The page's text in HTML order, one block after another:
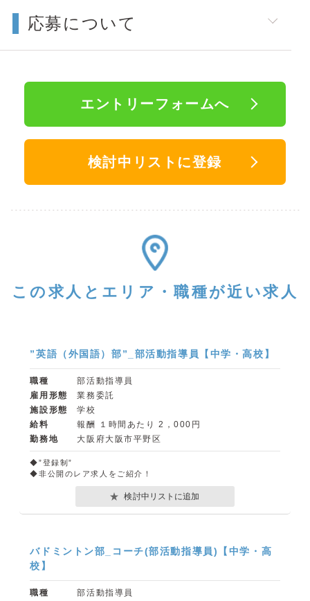
応募について
エントリーフォームへ
検討中リストに登録
この求人と エリア・職種が近い求人
”英語（外国語）部”_部活動指導員【中学・高校】
職種
部活動指導員
雇用形態
業務委託
施設形態
学校
給料
報酬 １時間あたり 2，000円
勤務地
大阪府大阪市平野区
◆”登録制”
◆非公開のレア求人をご紹介！
検討中リストに追加
バドミントン部_コーチ(部活動指導員)【中学・高
校】
職種
部活動指導員